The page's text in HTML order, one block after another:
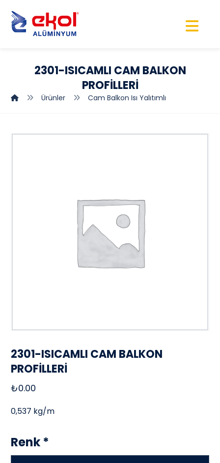
2301-ISICAMLI CAM BALKON
PROFİLLERİ
Ürünler Cam Balkon Isı Yalıtımlı
2301-ISICAMLI CAM BALKON
PROFİLLERİ
₺0.00
0,537 kg/m
Renk *